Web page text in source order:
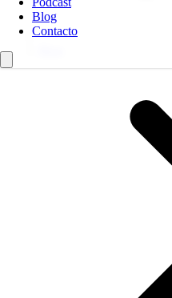
Blog
Contacto